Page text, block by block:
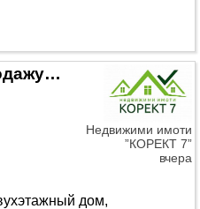
Недвижими имоти
”КОРЕКТ 7”
вчера
Многофункциональный объект недвижимости на продажу в Бургасе, район Победа - дом, магазин, два гаража и двор.
дом,